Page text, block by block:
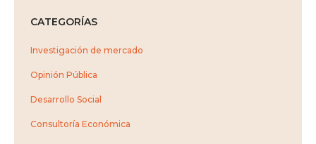
CATEGORÍAS
Investigación de mercado
Opinión Pública
Desarrollo Social
Consultoría Económica